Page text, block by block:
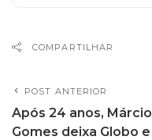
COMPARTILHAR
POST ANTERIOR
Após 24 anos, Márcio
Gomes deixa Globo e